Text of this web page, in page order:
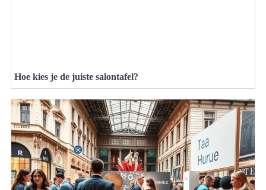
Hoe kies je de juiste salontafel?